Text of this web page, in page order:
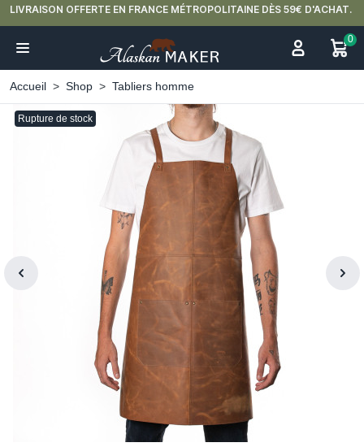
LIVRAISON OFFERTE EN FRANCE MÉTROPOLITAINE DÈS 59€ D'ACHAT.
0
Accueil Shop Tabliers homme
Rupture de stock